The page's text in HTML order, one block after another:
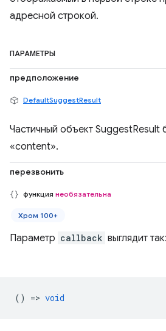
адресной строкой.
ПАРАМЕТРЫ
предположение
DefaultSuggestResult
Частичный объект SuggestResult
«content».
перезвонить
функция необязательна
Хром 100+
Параметр callback выглядит так:
() => void